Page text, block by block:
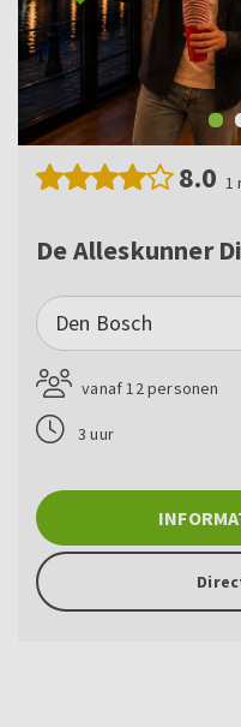
8.0 1
De Alleskunner
Den Bosch
vanaf 12 personen
3 uur